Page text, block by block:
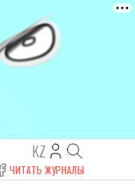
KZ
ЧИТАТЬ ЖУРНАЛЫ